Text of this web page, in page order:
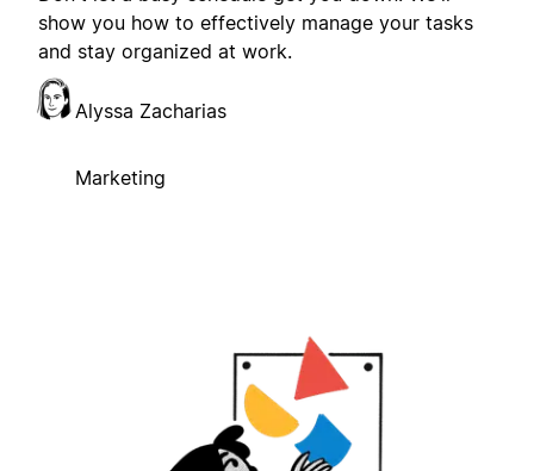
show you how to effectively manage your tasks
and stay organized at work.
Alyssa Zacharias
Marketing